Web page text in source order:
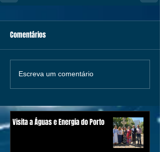
Comentários
Escreva um comentário
Visita a Águas e Energia do Porto